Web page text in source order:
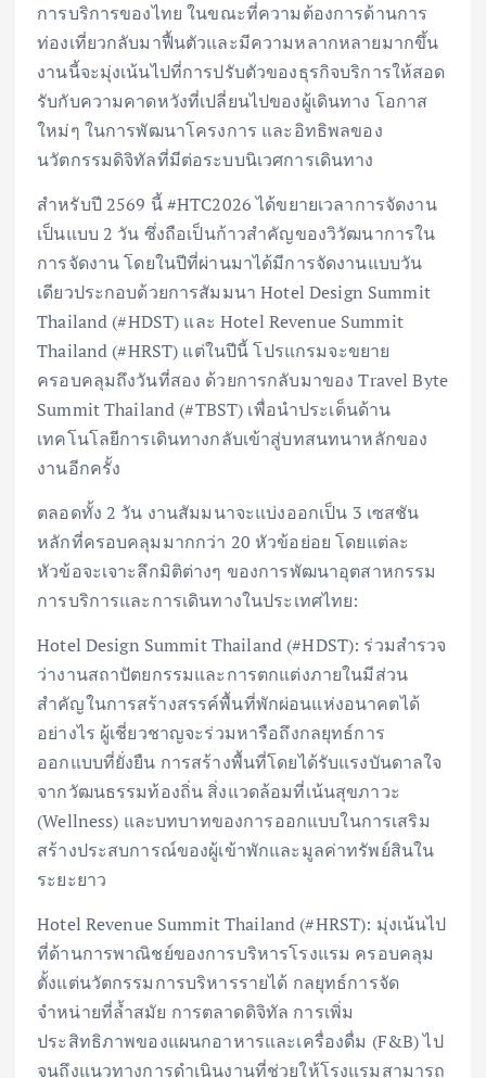
การบริการของไทย ในขณะที่ความต้องการด้านการ
ท่องเที่ยวกลับมาฟื้นตัวและมีความหลากหลายมากขึ้น
งานนี้จะมุ่งเน้นไปที่การปรับตัวของธุรกิจบริการให้สอด
รับกับความคาดหวังที่เปลี่ยนไปของผู้เดินทาง โอกาส
ใหม่ๆ ในการพัฒนาโครงการ และอิทธิพลของ
นวัตกรรมดิจิทัลที่มีต่อระบบนิเวศการเดินทาง
สำหรับปี 2569 นี้ #HTC2026 ได้ขยายเวลาการจัดงาน
เป็นแบบ 2 วัน ซึ่งถือเป็นก้าวสำคัญของวิวัฒนาการใน
การจัดงาน โดยในปีที่ผ่านมาได้มีการจัดงานแบบวัน
เดียวประกอบด้วยการสัมมนา Hotel Design Summit
Thailand (#HDST) และ Hotel Revenue Summit
Thailand (#HRST) แต่ในปีนี้ โปรแกรมจะขยาย
ครอบคลุมถึงวันที่สอง ด้วยการกลับมาของ Travel Byte
Summit Thailand (#TBST) เพื่อนำประเด็นด้าน
เทคโนโลยีการเดินทางกลับเข้าสู่บทสนทนาหลักของ
งานอีกครั้ง
ตลอดทั้ง 2 วัน งานสัมมนาจะแบ่งออกเป็น 3 เซสชัน
หลักที่ครอบคลุมมากกว่า 20 หัวข้อย่อย โดยแต่ละ
หัวข้อจะเจาะลึกมิติต่างๆ ของการพัฒนาอุตสาหกรรม
การบริการและการเดินทางในประเทศไทย:
Hotel Design Summit Thailand (#HDST): ร่วมสำรวจ
ว่างานสถาปัตยกรรมและการตกแต่งภายในมีส่วน
สำคัญในการสร้างสรรค์พื้นที่พักผ่อนแห่งอนาคตได้
อย่างไร ผู้เชี่ยวชาญจะร่วมหารือถึงกลยุทธ์การ
ออกแบบที่ยั่งยืน การสร้างพื้นที่โดยได้รับแรงบันดาลใจ
จากวัฒนธรรมท้องถิ่น สิ่งแวดล้อมที่เน้นสุขภาวะ
(Wellness) และบทบาทของการออกแบบในการเสริม
สร้างประสบการณ์ของผู้เข้าพักและมูลค่าทรัพย์สินใน
ระยะยาว
Hotel Revenue Summit Thailand (#HRST): มุ่งเน้นไป
ที่ด้านการพาณิชย์ของการบริหารโรงแรม ครอบคลุม
ตั้งแต่นวัตกรรมการบริหารรายได้ กลยุทธ์การจัด
จำหน่ายที่ล้ำสมัย การตลาดดิจิทัล การเพิ่ม
ประสิทธิภาพของแผนกอาหารและเครื่องดื่ม (F&B) ไป
จนถึงแนวทางการดำเนินงานที่ช่วยให้โรงแรมสามารถ